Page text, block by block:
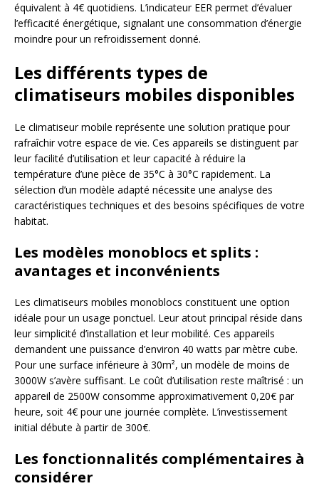
équivalent à 4€ quotidiens. L’indicateur EER permet d’évaluer
l’efficacité énergétique, signalant une consommation d’énergie
moindre pour un refroidissement donné.
Les différents types de
climatiseurs mobiles disponibles
Le climatiseur mobile représente une solution pratique pour
rafraîchir votre espace de vie. Ces appareils se distinguent par
leur facilité d’utilisation et leur capacité à réduire la
température d’une pièce de 35°C à 30°C rapidement. La
sélection d’un modèle adapté nécessite une analyse des
caractéristiques techniques et des besoins spécifiques de votre
habitat.
Les modèles monoblocs et splits :
avantages et inconvénients
Les climatiseurs mobiles monoblocs constituent une option
idéale pour un usage ponctuel. Leur atout principal réside dans
leur simplicité d’installation et leur mobilité. Ces appareils
demandent une puissance d’environ 40 watts par mètre cube.
Pour une surface inférieure à 30m², un modèle de moins de
3000W s’avère suffisant. Le coût d’utilisation reste maîtrisé : un
appareil de 2500W consomme approximativement 0,20€ par
heure, soit 4€ pour une journée complète. L’investissement
initial débute à partir de 300€.
Les fonctionnalités complémentaires à
considérer